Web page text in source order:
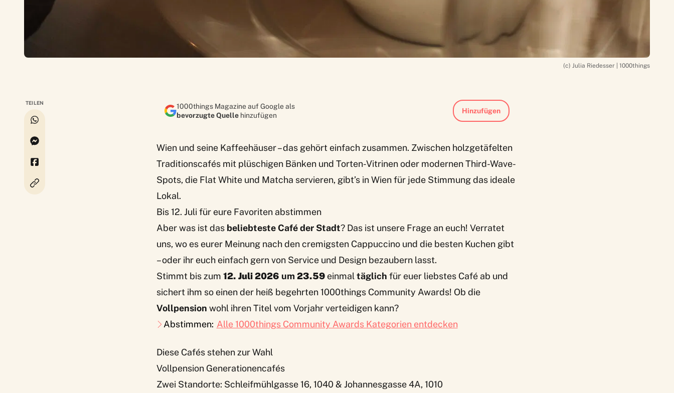
(c) Julia Riedesser | 1000things
TEILEN
1000things Magazine auf Google als
bevorzugte Quelle hinzufügen
Hinzufügen
Wien und seine Kaffeehäuser – das gehört einfach zusammen. Zwischen holzgetäfelten
Traditionscafés mit plüschigen Bänken und Torten-Vitrinen oder modernen Third-Wave-
Spots, die Flat White und Matcha servieren, gibt’s in Wien für jede Stimmung das ideale
Lokal.
Bis 12. Juli für eure Favoriten abstimmen
Aber was ist das beliebteste Café der Stadt? Das ist unsere Frage an euch! Verratet
uns, wo es eurer Meinung nach den cremigsten Cappuccino und die besten Kuchen gibt
– oder ihr euch einfach gern von Service und Design bezaubern lasst.
Stimmt bis zum 12. Juli 2026 um23.59 einmal täglich für euer liebstes Café ab und
sichert ihm so einen der heiß begehrten 1000things Community Awards! Ob die
Vollpension wohl ihren Titel vom Vorjahr verteidigen kann?
Abstimmen: Alle 1000things Community Awards Kategorien entdecken
Diese Cafés stehen zur Wahl
Vollpension Generationencafés
Zwei Standorte: Schleifmühlgasse 16, 1040 & Johannesgasse 4A, 1010